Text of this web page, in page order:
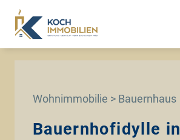
Wohnimmobilie > Bauernhaus
Bauernhofidylle in